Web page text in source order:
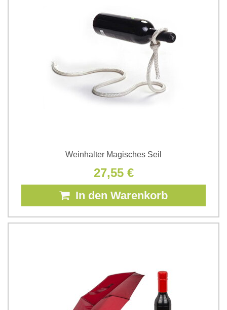
Weinhalter Magisches Seil
27,55 €
In den Warenkorb